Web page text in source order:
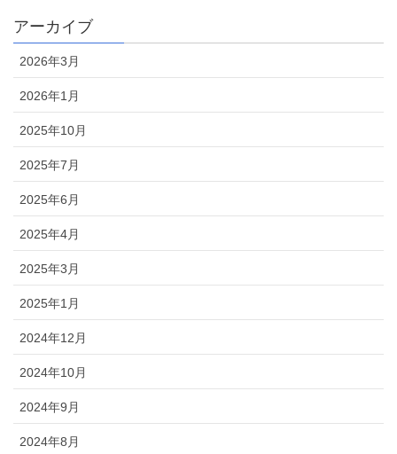
アーカイブ
2026年3月
2026年1月
2025年10月
2025年7月
2025年6月
2025年4月
2025年3月
2025年1月
2024年12月
2024年10月
2024年9月
2024年8月